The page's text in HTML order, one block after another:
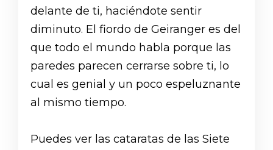
delante de ti, haciéndote sentir
diminuto. El fiordo de Geiranger es del
que todo el mundo habla porque las
paredes parecen cerrarse sobre ti, lo
cual es genial y un poco espeluznante
al mismo tiempo.
Puedes ver las cataratas de las Siete